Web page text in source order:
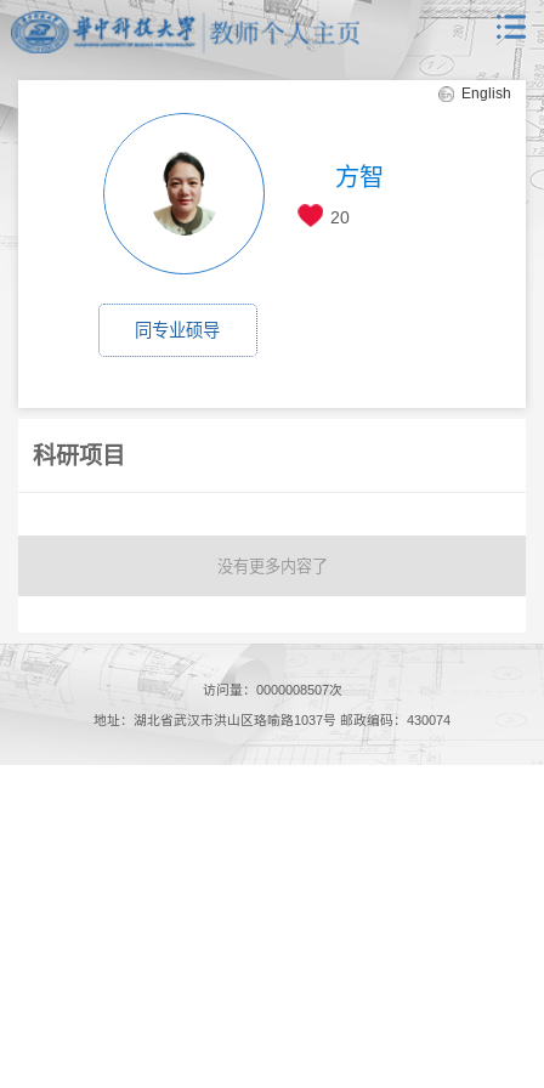
English
方智
20
同专业硕导
科研项目
没有更多内容了
访问量： 0000008507次
地址：湖北省武汉市洪山区珞喻路1037号 邮政编码：430074